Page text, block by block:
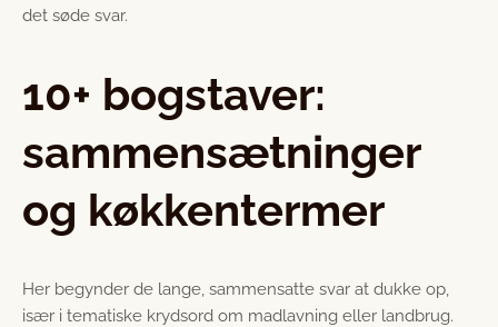
det søde svar.
10+ bogstaver:
sammensætninger
og køkkentermer
Her begynder de lange, sammensatte svar at dukke op,
især i tematiske krydsord om madlavning eller landbrug.